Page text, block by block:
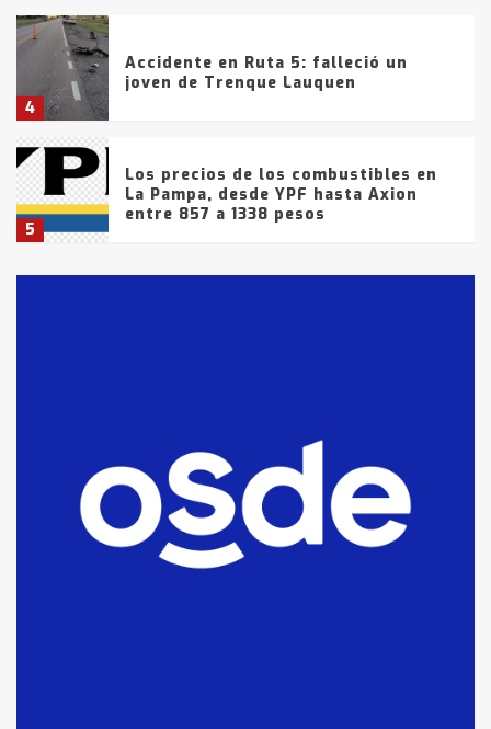
4
Accidente en Ruta 5: falleció un
joven de Trenque Lauquen
5
Los precios de los combustibles en
La Pampa, desde YPF hasta Axion
entre 857 a 1338 pesos
fueron detenidos por
comercialización de drogas en la
tarde del sábado
T.Lauquen: se vendió el edificio de
lo que fue la planta Industrial del